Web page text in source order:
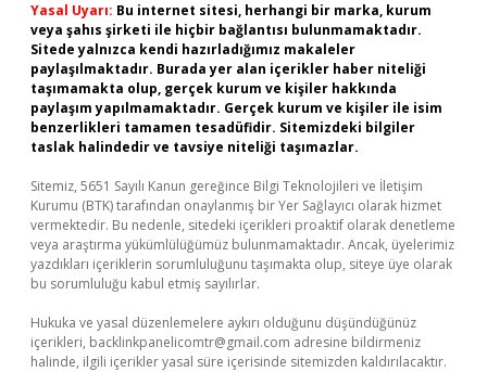
Yasal Uyarı: Bu internet sitesi, herhangi bir marka, kurum
veya şahıs şirketi ile hiçbir bağlantısı bulunmamaktadır.
Sitede yalnızca kendi hazırladığımız makaleler
paylaşılmaktadır. Burada yer alan içerikler haber niteliği
taşımamakta olup, gerçek kurum ve kişiler hakkında
paylaşım yapılmamaktadır. Gerçek kurum ve kişiler ile isim
benzerlikleri tamamen tesadüfidir. Sitemizdeki bilgiler
taslak halindedir ve tavsiye niteliği taşımazlar.
Sitemiz, 5651 Sayılı Kanun gereğince Bilgi Teknolojileri ve İletişim
Kurumu (BTK) tarafından onaylanmış bir Yer Sağlayıcı olarak hizmet
vermektedir. Bu nedenle, sitedeki içerikleri proaktif olarak denetleme
veya araştırma yükümlülüğümüz bulunmamaktadır. Ancak, üyelerimiz
yazdıkları içeriklerin sorumluluğunu taşımakta olup, siteye üye olarak
bu sorumluluğu kabul etmiş sayılırlar.
Hukuka ve yasal düzenlemelere aykırı olduğunu düşündüğünüz
içerikleri, backlinkpanelicomtr@gmail.com adresine bildirmeniz
halinde, ilgili içerikler yasal süre içerisinde sitemizden kaldırılacaktır.